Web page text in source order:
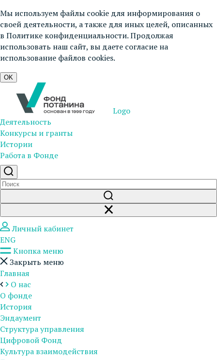
Мы используем файлы cookie для информирования о
своей деятельности, а также для иных целей, описанных
в Политике конфиденциальности. Продолжая
использовать наш сайт, вы даете согласие на
использование файлов cookies.
OK
Logo
Деятельность
Конкурсы и гранты
Истории
Работа в Фонде
Личный кабинет
ENG
Кнопка меню
Закрыть меню
Главная
О нас
О фонде
История
Эндаумент
Структура управления
Цифровой Фонд
Культура взаимодействия